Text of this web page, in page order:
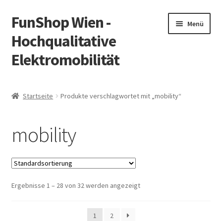
Zur
Navigation
springen
Zum
Inhalt
springen
FunShop Wien -
Hochqualitative
Elektromobilität
Menü
Vorsicht Internetbetrug
Über FunShop
Impressum
Zum Onlineshop in der Web Version
Startseite Produkte verschlagwortet mit „mobility“
mobility
Ergebnisse 1 – 28 von 32 werden angezeigt
1 2